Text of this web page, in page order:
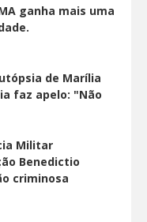
ganha mais uma
de Marília
faz apelo: "Não
Militar
Benedictio
criminosa